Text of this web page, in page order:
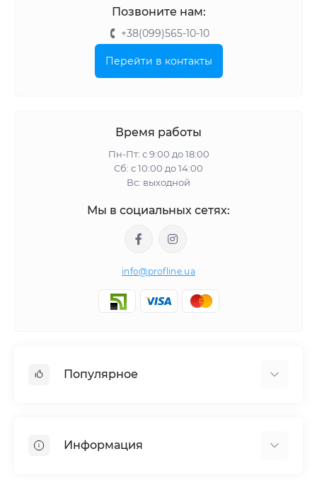
Позвоните нам:
+38(099)565-10-10
Перейти в контакты
Время работы
Пн-Пт: с 9:00 до 18:00
Сб: с 10:00 до 14:00
Вс: выходной
Мы в социальных сетях:
info@profline.ua
Популярное
Специнструмент для СТО
Информация